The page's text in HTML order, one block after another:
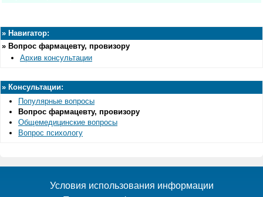
» Навигатор:
» Вопрос фармацевту, провизору
Архив консультации
» Консультации:
Популярные вопросы
Вопрос фармацевту, провизору
Общемедицинские вопросы
Вопрос психологу
Условия использования информации